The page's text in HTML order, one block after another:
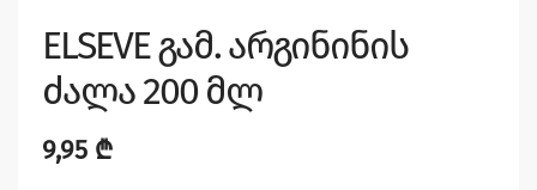
ELSEVE გამ. არგინინის
ძალა 200 მლ
9,95 ₾